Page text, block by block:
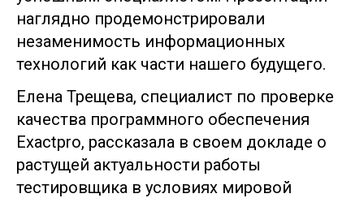
наглядно продемонстрировали
незаменимость информационных
технологий как части нашего будущего.
Елена Трещева, специалист по проверке
качества программного обеспечения
Exactpro, рассказала в своем докладе о
растущей актуальности работы
тестировщика в условиях мировой